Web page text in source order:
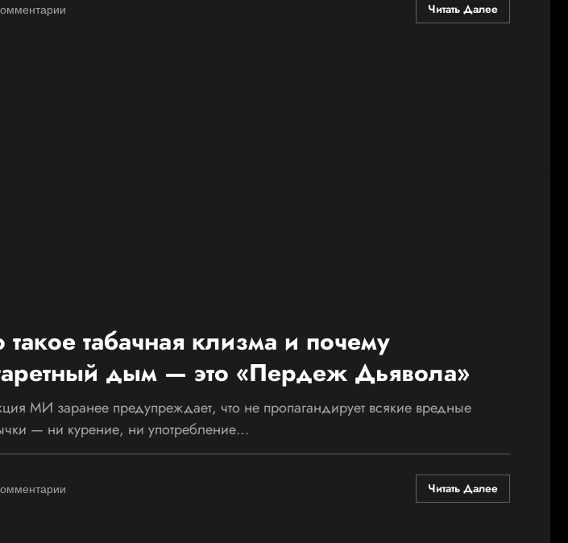
Читать Далее
такое табачная клизма и почему
дым — это «Пердеж Дьявола»
МИ заранее предупреждает, что не пропагандирует всякие вредные
— ни курение, ни употребление…
Читать Далее